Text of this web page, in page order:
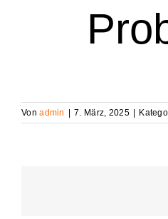
Vonadmin 7. März, 2025